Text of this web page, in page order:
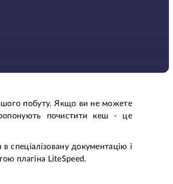
побуту. Якщо ви не можете
почистити кеш - це
спеціалізовану документацію і
плагіна LiteSpeed.